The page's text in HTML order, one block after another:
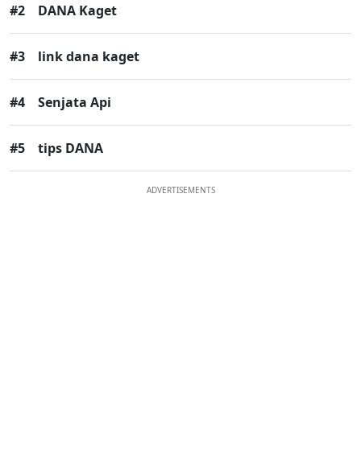
#2 DANA Kaget
#3 link dana kaget
#4 Senjata Api
#5 tips DANA
ADVERTISEMENTS